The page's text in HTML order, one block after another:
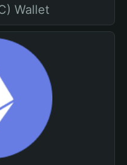
Wallet